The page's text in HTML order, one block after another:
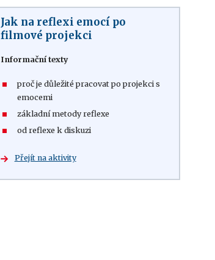
Jak na reflexi emocí po
filmové projekci
Informační texty
proč je důležité pracovat po projekci s
emocemi
základní metody reflexe
od reflexe k diskuzi
Přejít na aktivity